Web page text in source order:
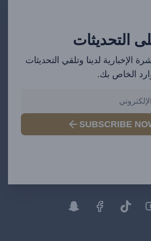
التحديثات
الإخبارية لدينا وتلقي التحديثات
الخاص بك.
SUBSCRIBE